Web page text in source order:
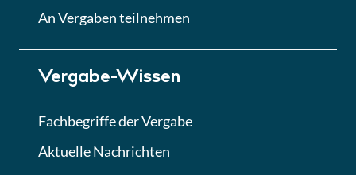
Lektion
Lektion 7
Finales Quiz
An Vergaben teilnehmen
Vergabe-Wissen
Fachbegriffe der Vergabe
Aktuelle Nachrichten